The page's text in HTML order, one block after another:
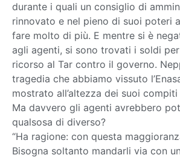
durante i quali un consiglio di
rinnovato e nel pieno di suoi poteri
fare molto di più. E mentre si è
agli agenti, si sono trovati i soldi
ricorso al Tar contro il governo.
tragedia che abbiamo vissuto
mostrato all’altezza dei suoi compiti
Ma davvero gli agenti avrebbero
qualsosa di diverso?
“Ha ragione: con questa
Bisogna soltanto mandarli via con